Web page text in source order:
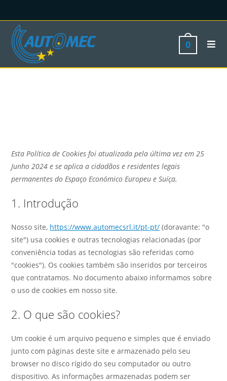
0
Esta Política de Cookies foi atualizada pela última vez em 25
Junho 2024 e se aplica a cidadãos e residentes legais
permanentes do Espaço Económico Europeu e Suíça.
1. Introdução
Nosso site, https://www.automecsrl.it/pt-pt/ (doravante: "o
site") usa cookies e outras tecnologias relacionadas (por
conveniência todas as tecnologias são referidas como
"cookies"). Os cookies também são inseridos por terceiros
que contratamos. No documento abaixo informamos sobre
o uso de cookies em nosso site.
2. O que são cookies?
Um cookie é um arquivo pequeno e simples que é enviado
junto com páginas deste site e armazenado pelo seu
browser no disco rígido do seu computador ou outro
dispositivo. As informações armazenadas podem ser